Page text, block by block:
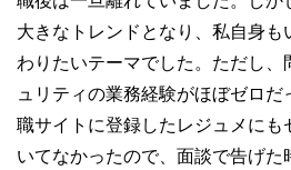
大きなトレンドとなり、私自身
わりたいテーマでした。ただし、
ュリティの業務経験がほぼゼロ
職サイトに登録したレジュメに
いてなかったので、面談で告げ